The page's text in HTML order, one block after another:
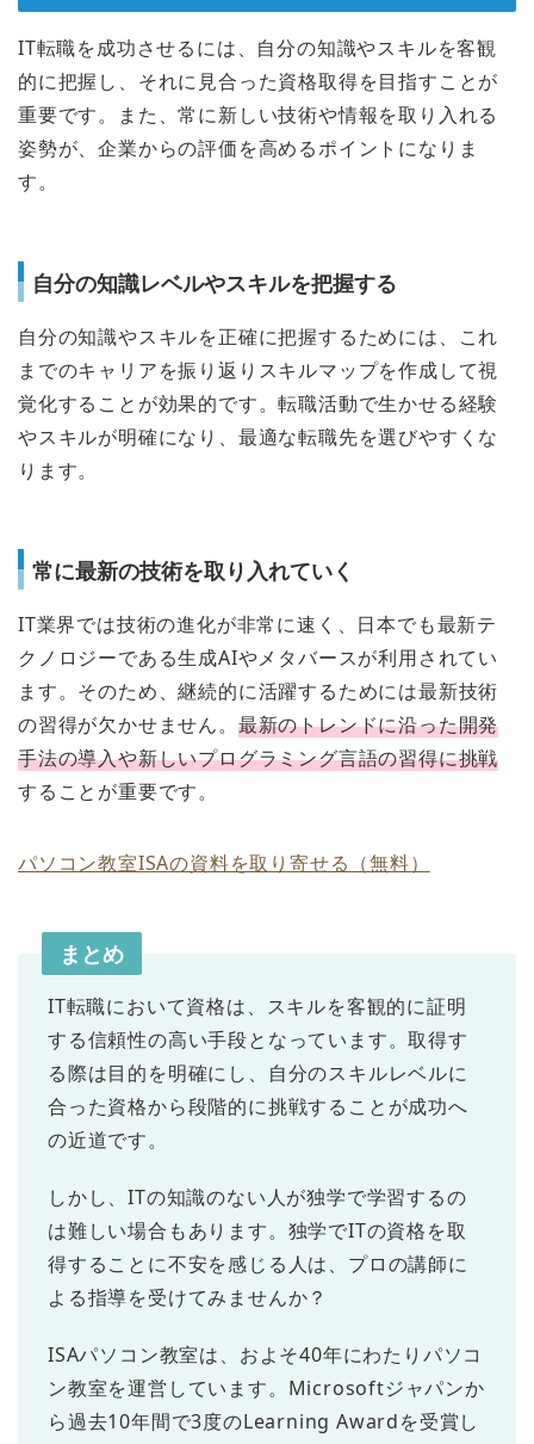
IT転職を成功させるには、自分の知識やスキルを客観
的に把握し、それに見合った資格取得を目指すことが
重要です。また、常に新しい技術や情報を取り入れる
姿勢が、企業からの評価を高めるポイントになりま
す。
自分の知識レベルやスキルを把握する
自分の知識やスキルを正確に把握するためには、これ
までのキャリアを振り返りスキルマップを作成して視
覚化することが効果的です。転職活動で生かせる経験
やスキルが明確になり、最適な転職先を選びやすくな
ります。
常に最新の技術を取り入れていく
IT業界では技術の進化が非常に速く、日本でも最新テ
クノロジーである生成AIやメタバースが利用されてい
ます。そのため、継続的に活躍するためには最新技術
の習得が欠かせません。 最新のトレンドに沿った開発
手法の導入や新しいプログラミング言語の習得に挑戦
することが重要です。
パソコン教室ISAの資料を取り寄せる（無料）
まとめ
IT転職において資格は、スキルを客観的に証明
する信頼性の高い手段となっています。取得す
る際は目的を明確にし、自分のスキルレベルに
合った資格から段階的に挑戦することが成功へ
の近道です。
しかし、ITの知識のない人が独学で学習するの
は難しい場合もあります。独学でITの資格を取
得することに不安を感じる人は、プロの講師に
よる指導を受けてみませんか？
ISAパソコン教室は、およそ40年にわたりパソコ
ン教室を運営しています。Microsoftジャパンか
ら過去10年間で3度のLearning Awardを受賞し